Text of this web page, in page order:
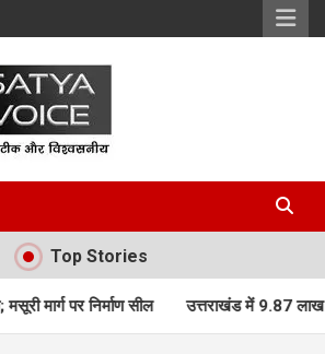
Top Stories
उत्तराखंड में 9.87 लाख पेंशन लाभार्थियों को बड़ी